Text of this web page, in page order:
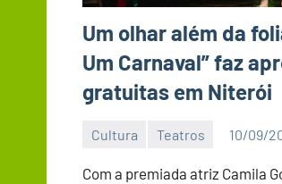
Um olhar além da
Um Carnaval” faz
gratuitas em Niterói
Cultura Teatros 10/09/
DN
Com a premiada atriz Camila